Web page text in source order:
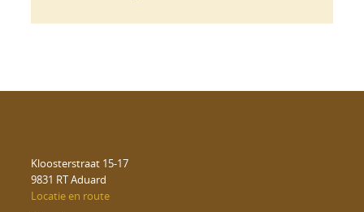
Kloosterstraat 15-17
9831 RT Aduard
Locatie en route